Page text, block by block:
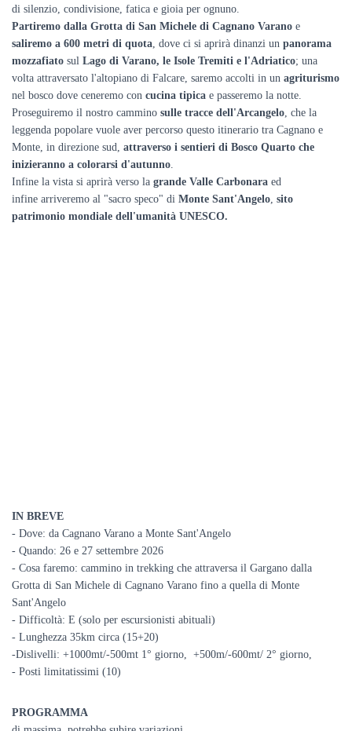
di silenzio, condivisione, fatica e gioia per ognuno.
Partiremo dalla Grotta di San Michele di Cagnano Varano e
saliremo a 600 metri di quota, dove ci si aprirà dinanzi un panorama
mozzafiato sul Lago di Varano, le Isole Tremiti e l'Adriatico; una
volta attraversato l'altopiano di Falcare, saremo accolti in un agriturismo
nel bosco dove ceneremo con cucina tipica e passeremo la notte.
Proseguiremo il nostro cammino sulle tracce dell'Arcangelo, che la
leggenda popolare vuole aver percorso questo itinerario tra Cagnano e
Monte, in direzione sud, attraverso i sentieri di Bosco Quarto che
inizieranno a colorarsi d'autunno.
Infine la vista si aprirà verso la grande Valle Carbonara ed
infine arriveremo al "sacro speco" di Monte Sant'Angelo, sito
patrimonio mondiale dell'umanità UNESCO.
IN BREVE
- Dove: da Cagnano Varano a Monte Sant'Angelo
- Quando: 26 e 27 settembre 2026
- Cosa faremo: cammino in trekking che attraversa il Gargano dalla
Grotta di San Michele di Cagnano Varano fino a quella di Monte
Sant'Angelo
- Difficoltà: E (solo per escursionisti abituali)
- Lunghezza 35km circa (15+20)
-Dislivelli: +1000mt/-500mt 1° giorno, +500m/-600mt/ 2° giorno,
- Posti limitatissimi (10)
PROGRAMMA